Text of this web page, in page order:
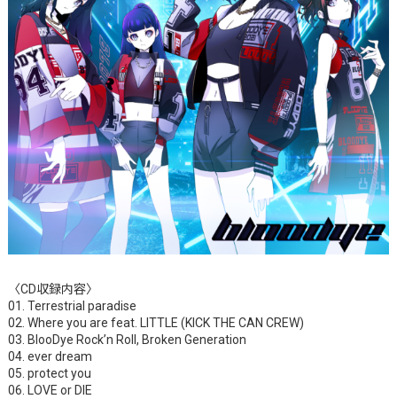
〈CD収録内容〉
01. Terrestrial paradise
02. Where you are feat. LITTLE (KICK THE CAN CREW)
03. BlooDye Rock’n Roll, Broken Generation
04. ever dream
05. protect you
06. LOVE or DIE